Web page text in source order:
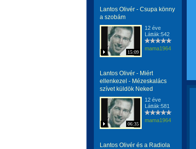
Lantos Olivér - Csupa könny
a szobám
15:09
12 éve
Látták:542
mama1964
Lantos Olivér - Miért
ellenkezel - Mézeskalács
szívet küldök Neked
06:35
12 éve
Látták:581
mama1964
Lantos Olivér és a Radiola